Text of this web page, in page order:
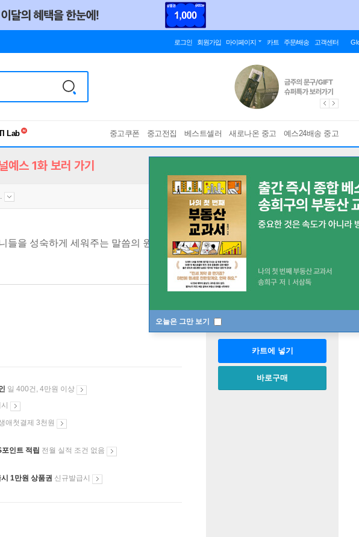
로그인 회원가입 마이페이지 카트 주문/배송 고객센터
유형검사
중고쿠폰 중고전집 베스트셀러 새로나온 중고 예스24배송 중고
오늘은 그만 보기
예스 1화 보러 가기
들을 성숙하게 세워주는 말씀의 원리
일 400건, 4만원 이상
애첫결제 3천원
인트 적립 전월 실적 조건 없음
1만원 상품권 신규발급시
수량
카트에 넣기
바로구매